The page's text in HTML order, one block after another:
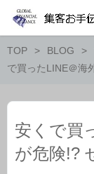
TOP BLOG
で買ったLINE＠海
安くで買
が危険!?